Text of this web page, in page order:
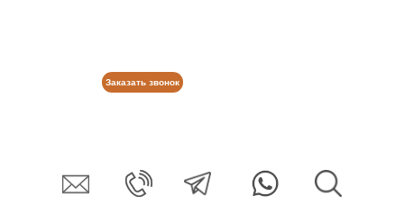
Заказать звонок